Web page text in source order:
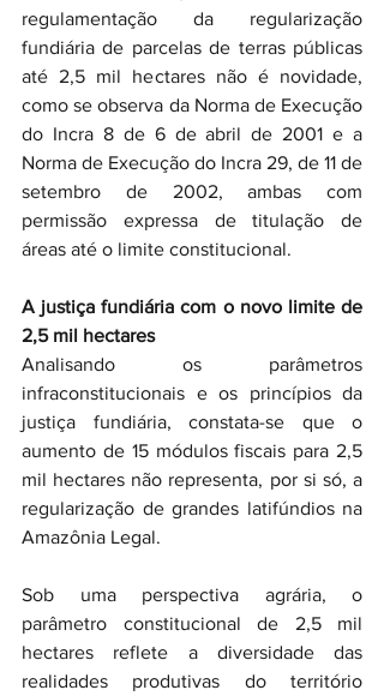
regulamentação da regularização
fundiária de parcelas de terras públicas
até 2,5 mil hectares não é novidade,
como se observa da Norma de Execução
do Incra 8 de 6 de abril de 2001 e a
Norma de Execução do Incra 29, de 11 de
setembro de 2002, ambas com
permissão expressa de titulação de
áreas até o limite constitucional.
A justiça fundiária com o novo limite de
2,5 mil hectares
Analisando os parâmetros
infraconstitucionais e os princípios da
justiça fundiária, constata-se que o
aumento de 15 módulos fiscais para 2,5
mil hectares não representa, por si só, a
regularização de grandes latifúndios na
Amazônia Legal.
Sob uma perspectiva agrária, o
parâmetro constitucional de 2,5 mil
hectares reflete a diversidade das
realidades produtivas do território